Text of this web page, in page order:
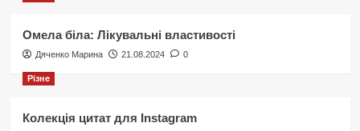
Омела біла: Лікувальні властивості
Дяченко Марина 21.08.2024 0
Різне
Колекція цитат для Instagram